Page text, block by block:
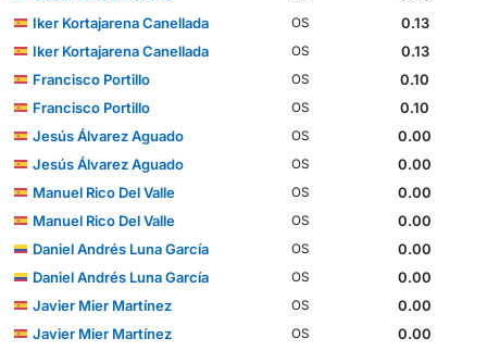
Iker Kortajarena Canellada
OS
0.13
Iker Kortajarena Canellada
OS
0.13
Francisco Portillo
OS
0.10
Francisco Portillo
OS
0.10
Jesús Álvarez Aguado
OS
0.00
Jesús Álvarez Aguado
OS
0.00
Manuel Rico Del Valle
OS
0.00
Manuel Rico Del Valle
OS
0.00
Daniel Andrés Luna García
OS
0.00
Daniel Andrés Luna García
OS
0.00
Javier Mier Martínez
OS
0.00
Javier Mier Martínez
OS
0.00